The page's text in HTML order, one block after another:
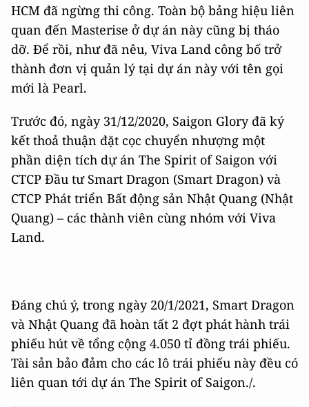
HCM đã ngừng thi công. Toàn bộ bảng hiệu liên
quan đến Masterise ở dự án này cũng bị tháo
dỡ. Để rồi, như đã nêu, Viva Land công bố trở
thành đơn vị quản lý tại dự án này với tên gọi
mới là Pearl.
Trước đó, ngày 31/12/2020, Saigon Glory đã ký
kết thoả thuận đặt cọc chuyển nhượng một
phần diện tích dự án The Spirit of Saigon với
CTCP Đầu tư Smart Dragon (Smart Dragon) và
CTCP Phát triển Bất động sản Nhật Quang (Nhật
Quang) – các thành viên cùng nhóm với Viva
Land.
Đáng chú ý, trong ngày 20/1/2021, Smart Dragon
và Nhật Quang đã hoàn tất 2 đợt phát hành trái
phiếu hút về tổng cộng 4.050 tỉ đồng trái phiếu.
Tài sản bảo đảm cho các lô trái phiếu này đều có
liên quan tới dự án The Spirit of Saigon./.